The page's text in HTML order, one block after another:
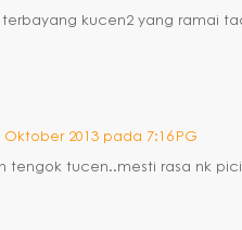
kucen2 yang ramai
Oktober 2013 pada 7:16 PG
tengok tucen..mesti rasa nk